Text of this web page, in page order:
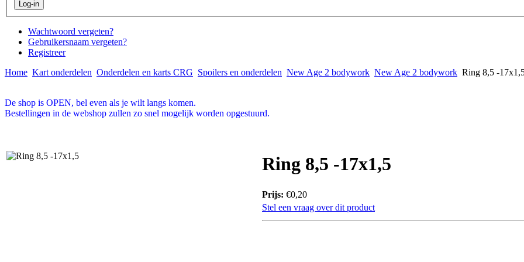
Wachtwoord vergeten?
Gebruikersnaam vergeten?
Registreer
Home Kart onderdelen Onderdelen en karts CRG Spoilers en onderdelen New Age 2 bodywork New Age 2 bodywork Ring 8,5 -
De shop is OPEN, bel even als je wilt langs komen.
Bestellingen in de webshop zullen zo snel mogelijk worden opgestuurd.
Ring 8,5 -17x1,5
Prijs: €0,20
Stel een vraag over dit product